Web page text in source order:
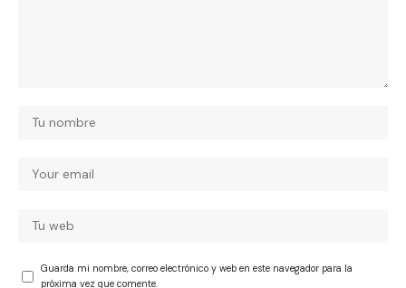
Guarda mi nombre, correo electrónico y web en este navegador para la
próxima vez que comente.